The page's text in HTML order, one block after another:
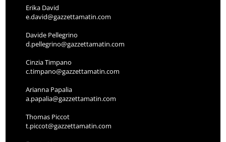
Erika David
e.david@gazzettamatin.com
Davide Pellegrino
d.pellegrino@gazzettamatin.com
Cinzia Timpano
c.timpano@gazzettamatin.com
Arianna Papalia
a.papalia@gazzettamatin.com
Thomas Piccot
t.piccot@gazzettamatin.com